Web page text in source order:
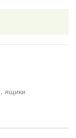
, ящики